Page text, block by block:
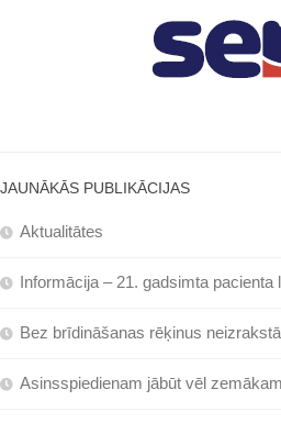
JAUNĀKĀS PUBLIKĀCIJAS
Aktualitātes
Informācija – 21. gadsimta pacienta
Bez brīdināšanas rēķinus
Asinsspiedienam jābūt vēl